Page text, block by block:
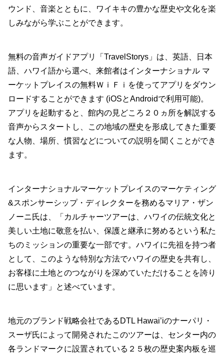
ウンド、音楽とともに、ワイキキの豊かな歴史や文化を楽
しみながら学ぶことができます。
無料の音声ガイドアプリ「TravelStorys」は、英語、日本
語、ハワイ語から選べ、来館者はインターナショナル マ
ーケットプレイスの無料ＷｉＦｉを使ってアプリをダウン
ロードすることができます (iOSとAndroidで利用可能)。
アプリを起動すると、館内の見どころ２０ヵ所を解説する
音声からスタートし、この地域の歴史を形成してきた重要
な人物、場所、慣習などについての説明を聞くことができ
ます。
インターナショナルマーケットプレイスのマーケティング
&スポンサーシップ・ディレクターを務めるマリア・ザン
ノーニ氏は、「カルチャーツアーは、ハワイの伝統文化と
美しい土地に敬意を払い、保護と継承に努めるという私た
ちのミッションの重要な一部です。ハワイに先祖を持つ者
として、このような特別な方法でハワイの歴史を共有し、
お客様に土地とのつながりを深めていただけることを誇り
に思います」と述べています。
地元のブランド戦略会社であるDTL Hawai’iのナーパリ・
スーザ氏によって開発されたこのツアーは、センター内の
各ランドマークに設置されている２５枚の歴史案内板を巡